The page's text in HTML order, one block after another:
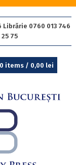
Librărie 0760 013 746
75
0 items / 0,00 lei